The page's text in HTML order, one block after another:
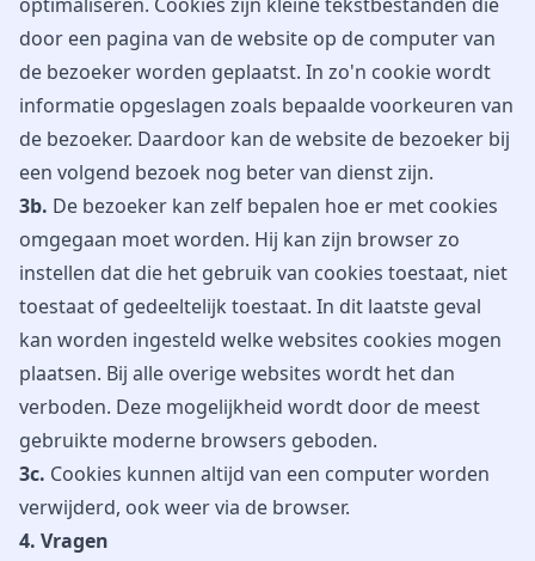
door een pagina van de website op de computer van
de bezoeker worden geplaatst. In zo'n cookie wordt
informatie opgeslagen zoals bepaalde voorkeuren van
de bezoeker. Daardoor kan de website de bezoeker bij
een volgend bezoek nog beter van dienst zijn.
3b. De bezoeker kan zelf bepalen hoe er met cookies
omgegaan moet worden. Hij kan zijn browser zo
instellen dat die het gebruik van cookies toestaat, niet
toestaat of gedeeltelijk toestaat. In dit laatste geval
kan worden ingesteld welke websites cookies mogen
plaatsen. Bij alle overige websites wordt het dan
verboden. Deze mogelijkheid wordt door de meest
gebruikte moderne browsers geboden.
3c. Cookies kunnen altijd van een computer worden
verwijderd, ook weer via de browser.
4. Vragen